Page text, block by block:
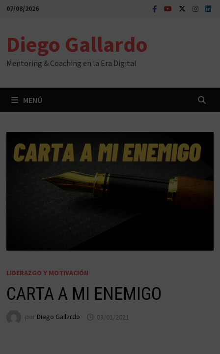
Saltar
07/08/2026
Diego Gallardo
Mentoring & Coaching en la Era Digital
MENÚ
LIDERAZGO Y MOTIVACIÓN
CARTA A MI ENEMIGO
por Diego Gallardo 03/01/2021